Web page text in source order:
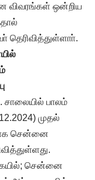
விவரங்கள் ஒன்றிய
தெரிவித்துள்ளாா்.
சாலையில் பாலம்
முதல்
சென்னை
சென்னை